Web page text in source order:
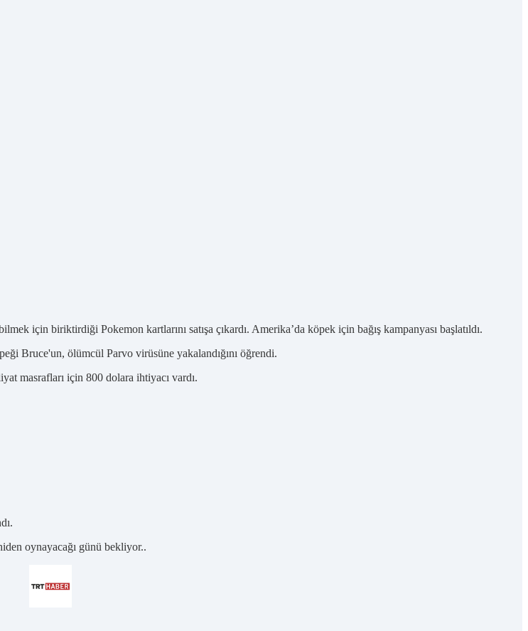
için biriktirdiği Pokemon kartlarını satışa çıkardı. Amerika’da köpek için bağış kampanyası başlatıldı.
Bruce'un, ölümcül Parvo virüsüne yakalandığını öğrendi.
masrafları için 800 dolara ihtiyacı vardı.
oynayacağı günü bekliyor..